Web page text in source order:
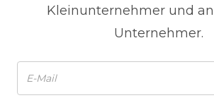
Kleinunternehmer und
Unternehmer.